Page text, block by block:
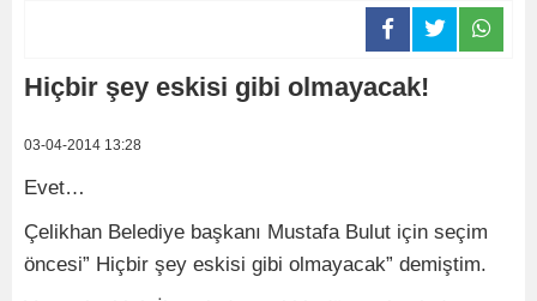
Hiçbir şey eskisi gibi olmayacak!
03-04-2014 13:28
Evet…
Çelikhan Belediye başkanı Mustafa Bulut için seçim
öncesi” Hiçbir şey eskisi gibi olmayacak” demiştim.